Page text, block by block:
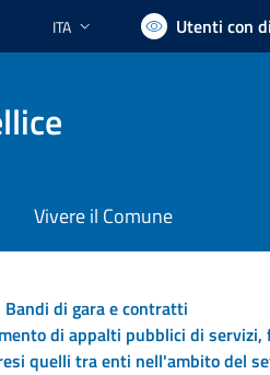
Lingua attiva:
ITA Utenti con
Vivere il Comune
Bandi di gara e contratti
di appalti pubblici di
quelli tra enti nell'ambito del